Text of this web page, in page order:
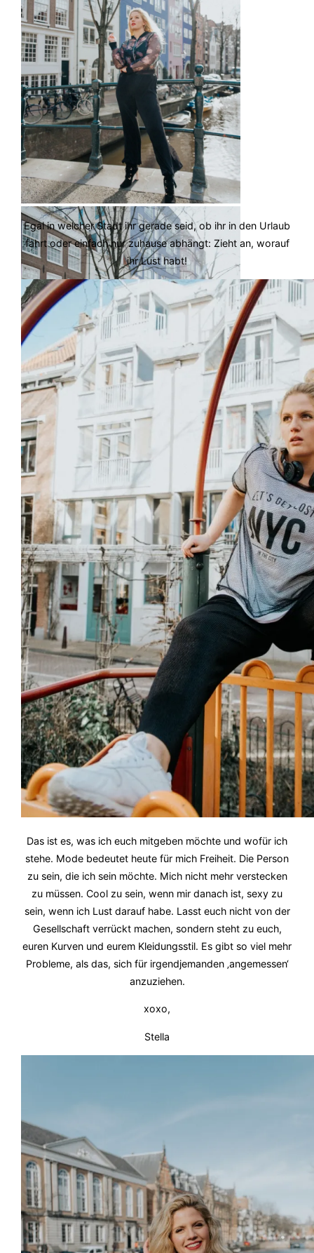
Egal in welcher Stadt ihr gerade seid, ob ihr in den Urlaub
fahrt oder einfach nur zuhause abhängt: Zieht an, worauf
ihr Lust habt!
Das ist es, was ich euch mitgeben möchte und wofür ich
stehe. Mode bedeutet heute für mich Freiheit. Die Person
zu sein, die ich sein möchte. Mich nicht mehr verstecken
zu müssen. Cool zu sein, wenn mir danach ist, sexy zu
sein, wenn ich Lust darauf habe. Lasst euch nicht von der
Gesellschaft verrückt machen, sondern steht zu euch,
euren Kurven und eurem Kleidungsstil. Es gibt so viel mehr
Probleme, als das, sich für irgendjemanden ‚angemessen‘
anzuziehen.
xoxo,
Stella